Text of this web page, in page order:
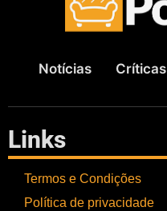
Notícias Críticas
Links
Termos e Condições
Política de privacidade